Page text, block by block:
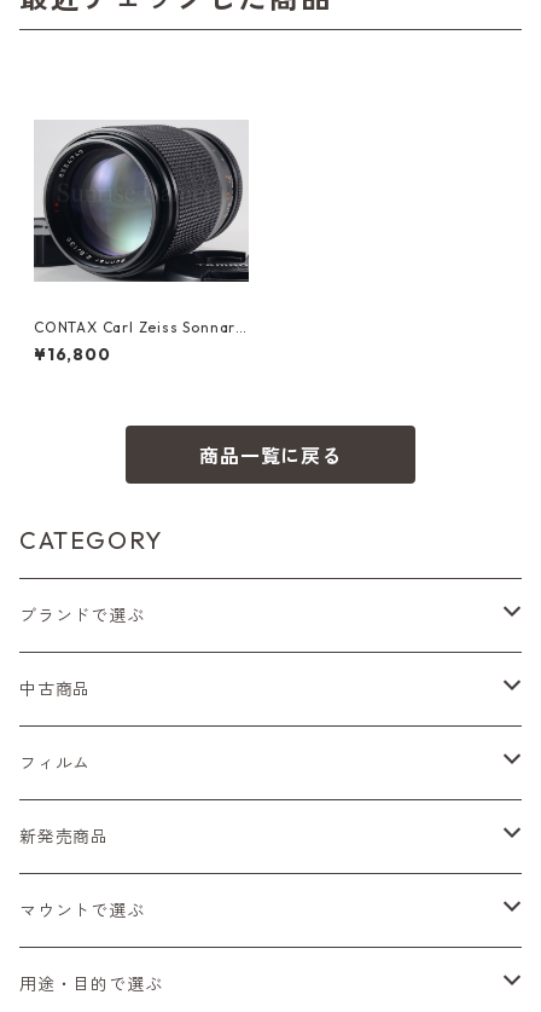
CONTAX Carl Zeiss Sonnar
T* 135mm F2.8 AEJ コンタッ
クス（60816）
¥16,800
商品一覧に戻る
CATEGORY
ブランドで選ぶ
Nikon（ニコン）
Sシリーズ
Fシリーズ（一桁＋F100）
Canon（キヤノン）
レンジファインダー（7、P）
PENTAX（ペンタックス）
SL、SP
K2、KX、KM
CONTAX（コンタックス）
G1、G2
MINOLTA（ミノルタ）
中古商品
フィルムカメラ
一眼レフカメラ（マニュアルフォーカス）
一眼レフカメラ（オートフォーカス）
デジタルカメラ
一眼カメラ
ミラーレスカメラ
マニュアルレンズ
一眼レンズ
オートフォーカスレンズ
フィルム
レンズ付きフィルム
35mm（135）カラーネガ
35mm（135）白黒ネガ
新発売商品
フィルムカメラ
レンズ付きフィルム
マウントで選ぶ
M42
用途・目的で選ぶ